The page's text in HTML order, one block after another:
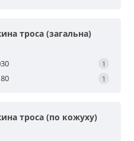
троса (загальна)
1
1
троса (по кожуху)